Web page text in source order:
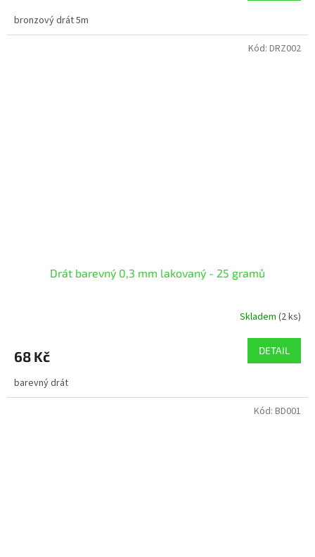
bronzový drát 5m
Drát barevný 0,3 mm lakovaný - 25 gramů
Skladem (2 ks)
68 Kč DETAIL
barevný drát
Kód: DRZ002
Kód: BD001